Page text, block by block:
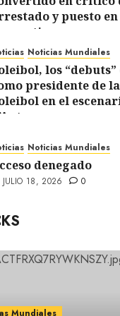
y puesto
JULIO 18, 2026 0
Noticias Mundiales
los
presidente de
en el
Noticias Mundiales
denegado
JULIO 18, 2026 0
de
presidente
Noticias Mundiales
Mundiales